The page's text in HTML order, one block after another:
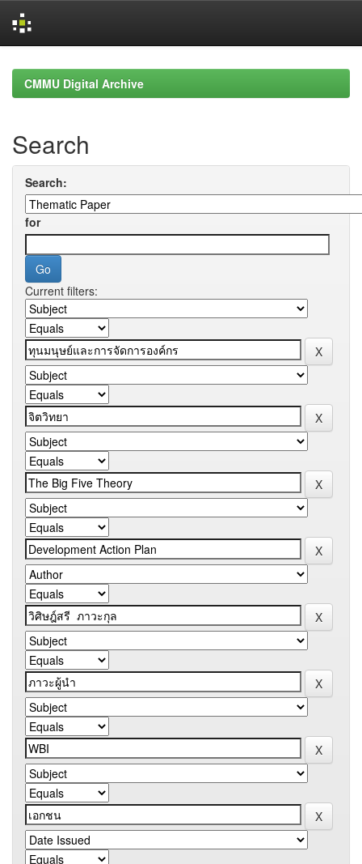
navigationCMMU Digital Archive
Search
Search:
for
Current filters: